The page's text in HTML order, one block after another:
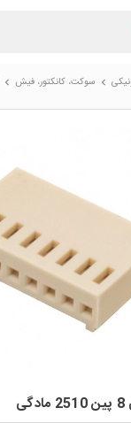
chevron_right سوكت، کانکتور، فیش chevron_right